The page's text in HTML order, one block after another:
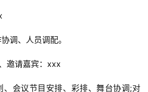
调、人员调配。
邀请嘉宾：xxx
、会议节目安排、彩排、舞台协调;对